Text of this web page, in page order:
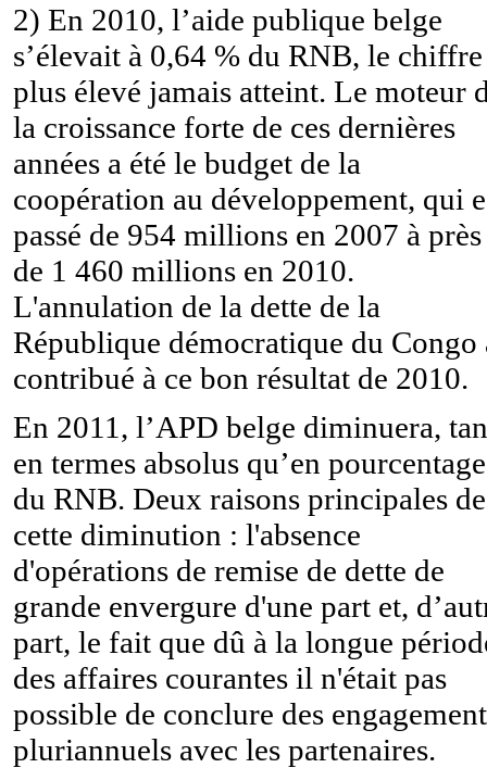
2) En 2010, l’aide publique belge
s’élevait à 0,64 % du RNB, le
plus élevé jamais atteint. Le moteur
la croissance forte de ces dernières
années a été le budget de la
coopération au développement, qui
passé de 954 millions en 2007 à près
de 1 460 millions en 2010.
L'annulation de la dette de la
République démocratique du Congo
contribué à ce bon résultat de 2010.
En 2011, l’APD belge diminuera,
en termes absolus qu’en pourcentage
du RNB. Deux raisons principales de
cette diminution : l'absence
d'opérations de remise de dette de
grande envergure d'une part et,
part, le fait que dû à la longue
des affaires courantes il n'était pas
possible de conclure des
pluriannuels avec les partenaires.